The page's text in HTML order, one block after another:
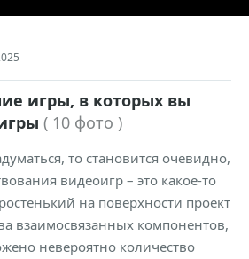
игры, в которых вы
( 10 фото )
то становится очевидно,
видеоигр – это какое-то
на поверхности проект
взаимосвязанных компонентов,
невероятно количество